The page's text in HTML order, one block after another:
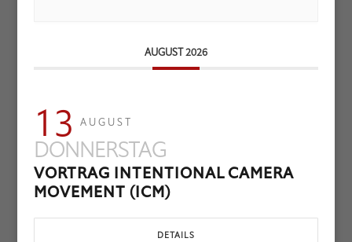
AUGUST 2026
13 AUGUST
DONNERSTAG
VORTRAG INTENTIONAL CAMERA
MOVEMENT (ICM)
DETAILS